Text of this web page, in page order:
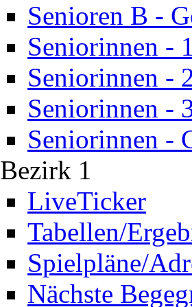
Senioren B -
Seniorinnen -
Seniorinnen -
Seniorinnen -
Seniorinnen -
Bezirk 1
LiveTicker
Tabellen/
Spielpläne/
Nächste